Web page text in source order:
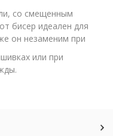
со смещенным
бисер идеален для
он незаменим при
или при